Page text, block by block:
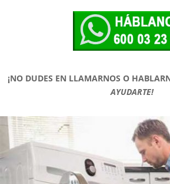
¡NO DUDES EN LLAMARNOS O
AYUDARTE!